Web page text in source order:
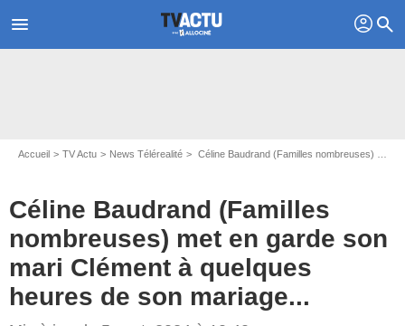
menu profil search
Accueil TV Actu News Télérealité Céline Baudrand (Familles nombreuses) met en garde son mari Clément à quelques heures de son mariage...
Céline Baudrand (Familles
nombreuses) met en garde son
mari Clément à quelques
heures de son mariage...